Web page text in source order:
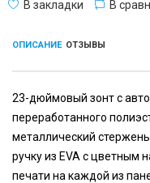
В закладки В
ОПИСАНИЕ ОТЗЫВЫ
23-дюймовый зонт с
переработанного
металлический
ручку из EVA с цветным
печати на каждой из